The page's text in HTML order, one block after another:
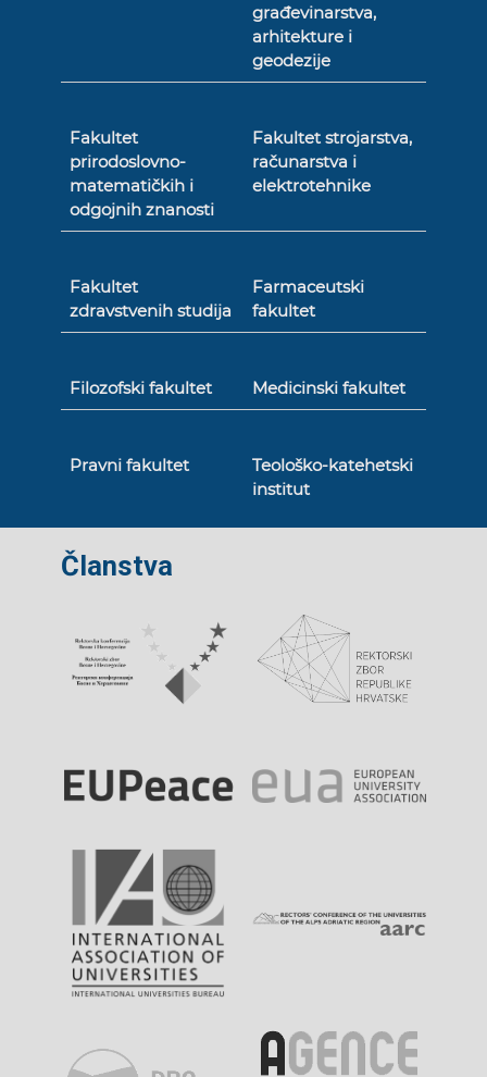
građevinarstva,
arhitekture i
geodezije
Fakultet
prirodoslovno-
matematičkih i
odgojnih znanosti
Fakultet strojarstva,
računarstva i
elektrotehnike
Fakultet
zdravstvenih studija
Farmaceutski
fakultet
Filozofski fakultet Medicinski fakultet
Pravni fakultet
Teološko-katehetski
institut
Članstva